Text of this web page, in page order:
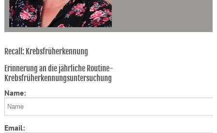
Recall: Krebsfrüherkennung
Erinnerung an die jährliche Routine-
Krebsfrüherkennungsuntersuchung
Name:
Email: